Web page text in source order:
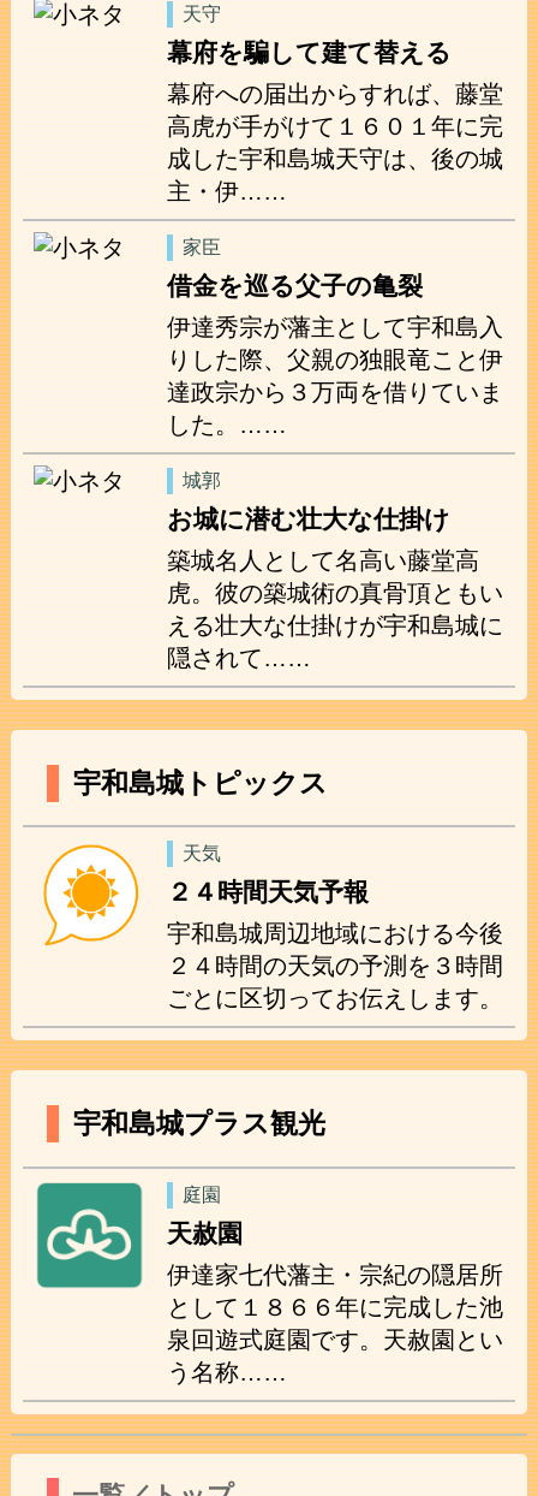
天守
幕府を騙して建て替える
幕府への届出からすれば、藤堂
高虎が手がけて１６０１年に完
成した宇和島城天守は、後の城
主・伊……
家臣
借金を巡る父子の亀裂
伊達秀宗が藩主として宇和島入
りした際、父親の独眼竜こと伊
達政宗から３万両を借りていま
した。……
城郭
お城に潜む壮大な仕掛け
築城名人として名高い藤堂高
虎。彼の築城術の真骨頂ともい
える壮大な仕掛けが宇和島城に
隠されて……
宇和島城トピックス
天気
２４時間天気予報
宇和島城周辺地域における今後
２４時間の天気の予測を３時間
ごとに区切ってお伝えします。
宇和島城プラス観光
庭園
天赦園
伊達家七代藩主・宗紀の隠居所
として１８６６年に完成した池
泉回遊式庭園です。天赦園とい
う名称……